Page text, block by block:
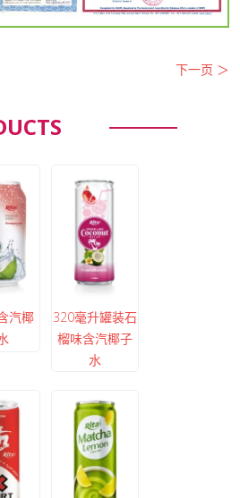
下一页 ＞
汽椰
320毫升罐装石
榴味含汽椰子
水